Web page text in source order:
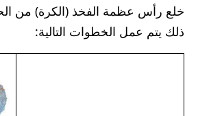
خلع رأس عظمة الفخذ (الكرة) من
ذلك يتم عمل الخطوات التالية: